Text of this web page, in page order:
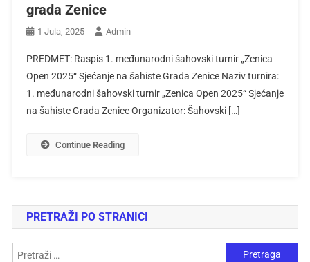
grada Zenice
1 Jula, 2025 Admin
PREDMET: Raspis 1. međunarodni šahovski turnir „Zenica
Open 2025“ Sjećanje na šahiste Grada Zenice Naziv turnira:
1. međunarodni šahovski turnir „Zenica Open 2025“ Sjećanje
na šahiste Grada Zenice Organizator: Šahovski […]
Continue Reading
PRETRAŽI PO STRANICI